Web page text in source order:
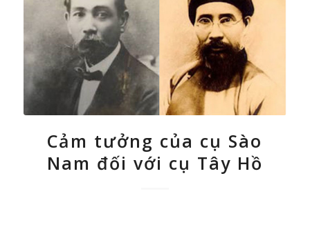
Cảm tưởng của cụ Sào
Nam đối với cụ Tây Hồ